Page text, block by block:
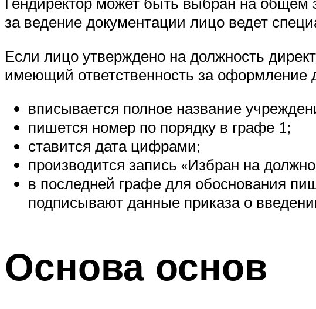
за ведение документации лицо ведет
Если лицо утверждено на должность
имеющий ответственность за оформление
вписывается полное название
пишется номер по порядку в графе 1;
ставится дата цифрами;
производится запись «Избран на
в последней графе для обоснования
подписывают данные приказа о
Основа основ